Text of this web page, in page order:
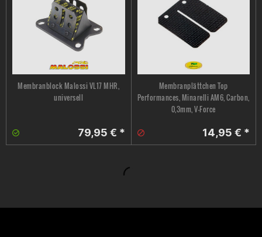
Membranblock Malossi VL17 MHR,
universell
79,95 € *
Membranplättchen Top
Performances, Minarelli AM6, Carbon,
0,3mm, V-Force
14,95 € *